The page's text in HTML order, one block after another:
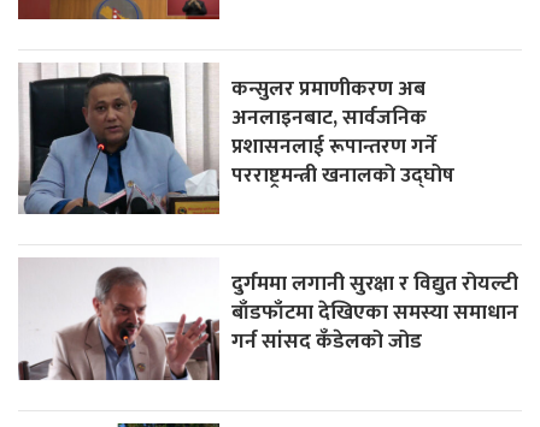
कन्सुलर प्रमाणीकरण अब
अनलाइनबाट, सार्वजनिक
प्रशासनलाई रूपान्तरण गर्ने
परराष्ट्रमन्त्री खनालको उद्घोष
दुर्गममा लगानी सुरक्षा र विद्युत रोयल्टी
बाँडफाँटमा देखिएका समस्या समाधान
गर्न सांसद कँडेलको जोड